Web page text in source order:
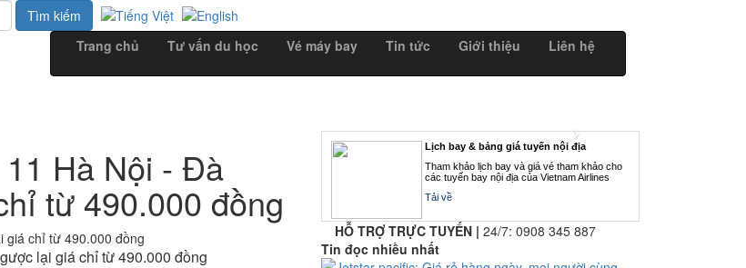
Trang chủ Tư vấn du học Vé máy bay Tin tức Giới thiệu Liên hệ
Hà Nội - Đà
từ 490.000 đồng
lại giá chỉ từ 490.000 đồng
Lịch bay & bảng giá tuyến nội địa
Tham khảo lịch bay và giá vé tham khảo cho
các tuyến bay nội địa của Vietnam Airlines
Tải về
HỖ TRỢ TRỰC TUYẾN | 24/7: 0908 345 887
Tin đọc nhiều nhất